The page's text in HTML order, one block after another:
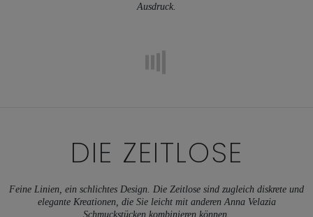
Ausdruck.
DIE ZEITLOSE
Feine Linien, ein schlichtes Design. Die Zeitlose sind zugleich diskrete und
elegante Kreationen, die Sie leicht mit anderen Anna Velazia
Schmuckstücken kombinieren können.